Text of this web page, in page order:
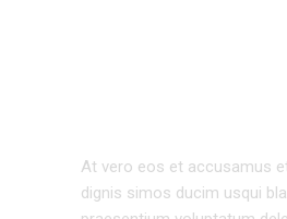
At vero eos et accusamus
dignis simos ducim usqui